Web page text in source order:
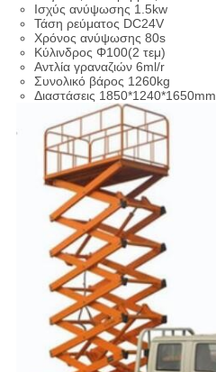
Ισχύς ανύψωσης 1.5kw
Τάση ρεύματος DC24V
Χρόνος ανύψωσης 80s
Κύλινδρος Φ100(2 τεμ)
Αντλία γραναζιών 6ml/r
Συνολικό βάρος 1260kg
Διαστάσεις 1850*1240*1650mm